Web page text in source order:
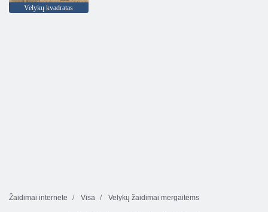
Velykų kvadratas
Žaidimai internete Visa Velykų žaidimai mergaitėms